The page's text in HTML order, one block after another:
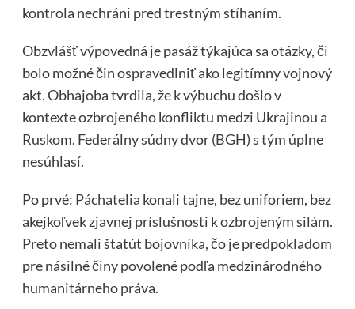
kontrola nechráni pred trestným stíhaním.
Obzvlášť výpovedná je pasáž týkajúca sa otázky, či
bolo možné čin ospravedlniť ako legitímny vojnový
akt. Obhajoba tvrdila, že k výbuchu došlo v
kontexte ozbrojeného konfliktu medzi Ukrajinou a
Ruskom. Federálny súdny dvor (BGH) s tým úplne
nesúhlasí.
Po prvé: Páchatelia konali tajne, bez uniforiem, bez
akejkoľvek zjavnej príslušnosti k ozbrojeným silám.
Preto nemali štatút bojovníka, čo je predpokladom
pre násilné činy povolené podľa medzinárodného
humanitárneho práva.